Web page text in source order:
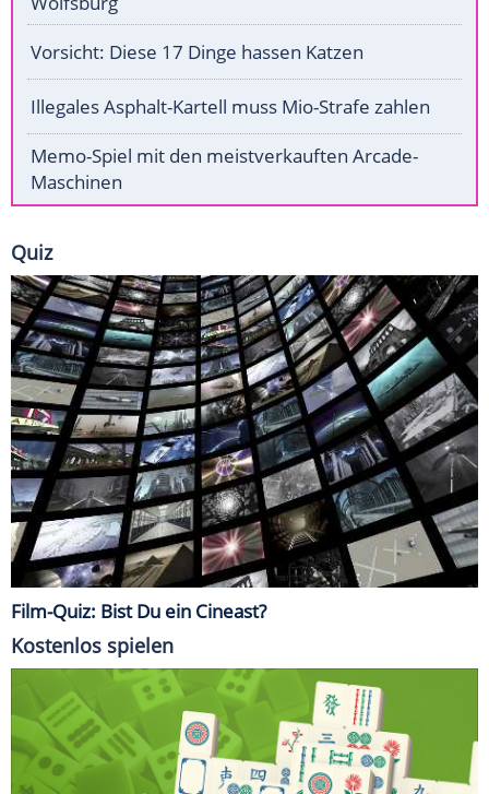
Vorsicht: Diese 17 Dinge hassen Katzen
Illegales Asphalt-Kartell muss Mio-Strafe zahlen
Memo-Spiel mit den meistverkauften Arcade-
Maschinen
Quiz
Film-Quiz: Bist Du ein Cineast?
Kostenlos spielen